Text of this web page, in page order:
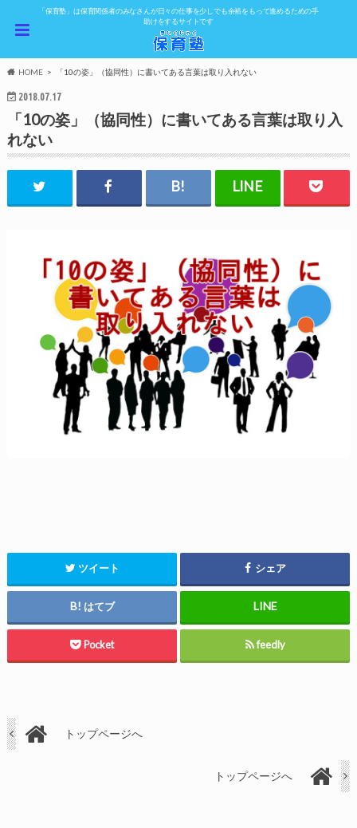
「保育塾」は保育関係者のみなさんが日々の仕事を少しでも余裕をもって進めるための手
助けをするサイトです
HOME 「10の姿」（協同性）に書いてある言葉は取り入れない
2018.07.17
「10の姿」（協同性）に書いてある言葉は取り入
れない
ツイート シェア
はてブ
Pocket feedly
トップページへ
トップページへ